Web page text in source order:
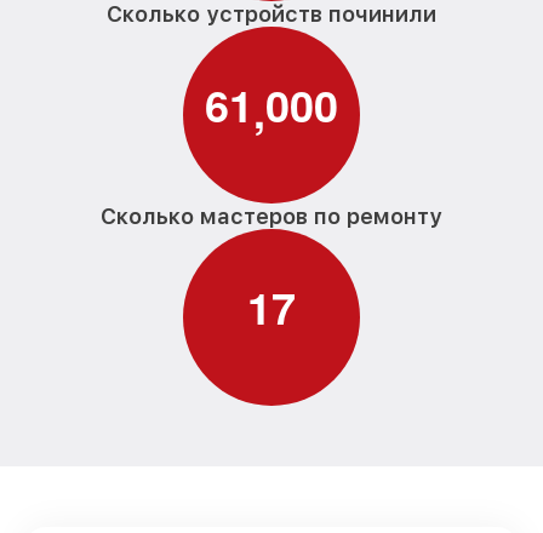
Сколько устройств починили
61,000
Сколько мастеров по ремонту
17